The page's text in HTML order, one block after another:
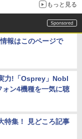
もっと見る
報はこのページで
力!「Osprey」Nobl
ン4機種を一気に聴
特集！ 見どころ記事